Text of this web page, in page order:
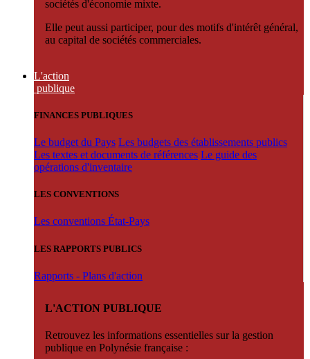
sociétés d'économie mixte.
Elle peut aussi participer, pour des motifs d'intérêt général,
au capital de sociétés commerciales.
L'action
publique
FINANCES PUBLIQUES
Le budget du Pays Les budgets des établissements publics
Les textes et documents de références Le guide des
opérations d'inventaire
LES CONVENTIONS
Les conventions État-Pays
LES RAPPORTS PUBLICS
Rapports - Plans d'action
L'ACTION PUBLIQUE
Retrouvez les informations essentielles sur la gestion
publique en Polynésie française :